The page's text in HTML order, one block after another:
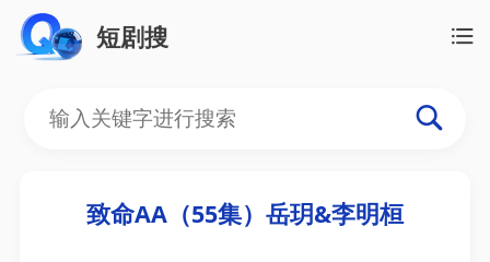
短剧搜
致命AA（55集）岳玥&李明桓